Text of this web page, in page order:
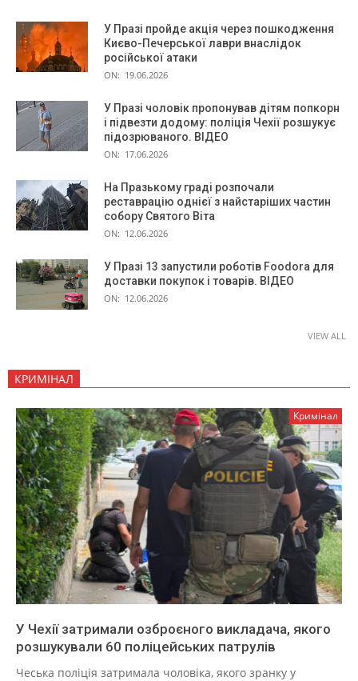
У Празі пройде акція через пошкодження
Києво-Печерської лаври внаслідок
російської атаки
ON: 19.06.2026
У Празі чоловік пропонував дітям попкорн
і підвезти додому: поліція Чехії розшукує
підозрюваного. ВІДЕО
ON: 17.06.2026
На Празькому граді розпочали
реставрацію однієї з найстаріших частин
собору Святого Віта
ON: 12.06.2026
У Празі 13 запустили роботів Foodora для
доставки покупок і товарів. ВІДЕО
ON: 12.06.2026
VIEW ALL
КРИМІНАЛ
Кримінал
У Чехії затримали озброєного викладача, якого
розшукували 60 поліцейських патрулів
Чеська поліція затримала чоловіка, якого зранку у